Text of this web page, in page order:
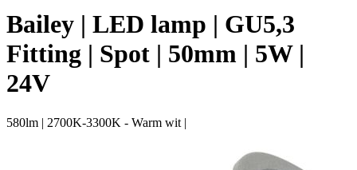
Bailey | LED lamp | GU5,3
Fitting | Spot | 50mm | 5W |
24V
580lm | 2700K-3300K - Warm wit |